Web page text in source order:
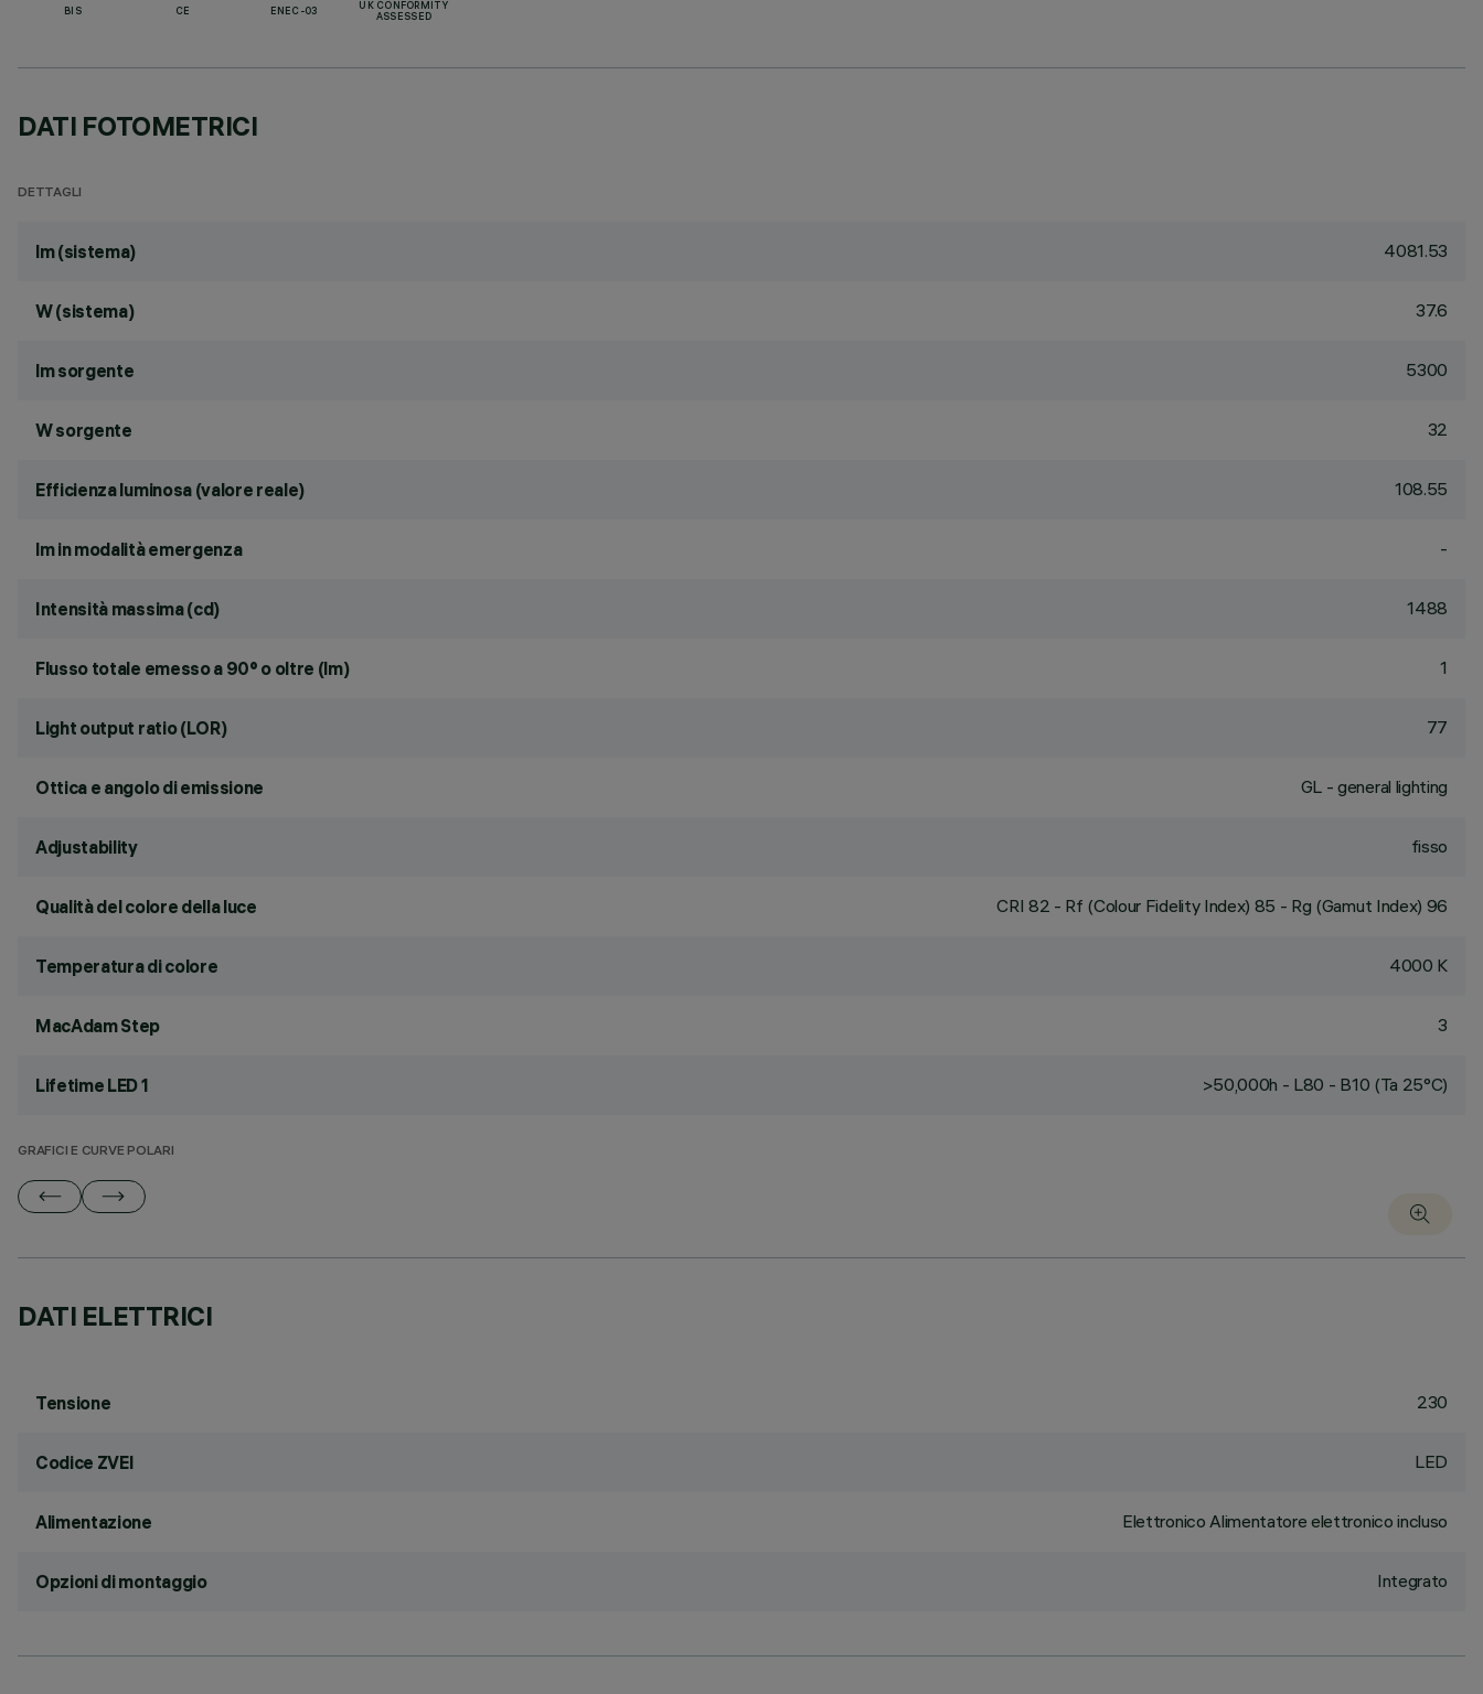
BIS CE ENEC-03
UK CONFORMITY
ASSESSED
DATI FOTOMETRICI
DETTAGLI
lm (sistema) 4081.53
W (sistema) 37.6
lm sorgente 5300
W sorgente 32
Efficienza luminosa (valore reale) 108.55
lm in modalità emergenza -
Intensità massima (cd) 1488
Flusso totale emesso a 90° o oltre (lm) 1
Light output ratio (LOR) 77
Ottica e angolo di emissione GL - general lighting
Adjustability fisso
Qualità del colore della luce CRI 82 - Rf (Colour Fidelity Index) 85 - Rg (Gamut Index) 96
Temperatura di colore 4000 K
MacAdam Step 3
Lifetime LED 1 >50,000h - L80 - B10 (Ta 25°C)
GRAFICI E CURVE POLARI
DATI ELETTRICI
Tensione 230
Codice ZVEI LED
Alimentazione Elettronico Alimentatore elettronico incluso
Opzioni di montaggio Integrato